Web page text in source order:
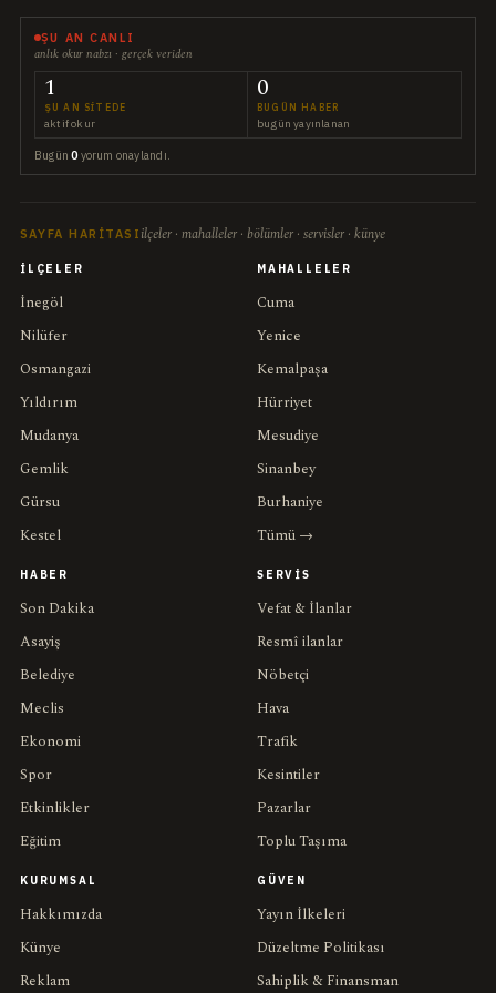
ŞU AN CANLI
anlık okur nabzı · gerçek veriden
1
ŞU AN SITEDE
aktif okur
0
BUGÜN HABER
bugün yayınlanan
Bugün0 yorum onaylandı.
SAYFA HARITASI ilçeler · mahalleler · bölümler · servisler · künye
İLÇELER
İnegöl
Nilüfer
Osmangazi
Yıldırım
Mudanya
Gemlik
Gürsu
Kestel
MAHALLELER
Cuma
Yenice
Kemalpaşa
Hürriyet
Mesudiye
Sinanbey
Burhaniye
Tümü →
HABER
Son Dakika
Asayiş
Belediye
Meclis
Ekonomi
Spor
Etkinlikler
Eğitim
SERVIS
Vefat & İlanlar
Resmî ilanlar
Nöbetçi
Hava
Trafik
Kesintiler
Pazarlar
Toplu Taşıma
KURUMSAL
Hakkımızda
Künye
Reklam
GÜVEN
Yayın İlkeleri
Düzeltme Politikası
Sahiplik & Finansman